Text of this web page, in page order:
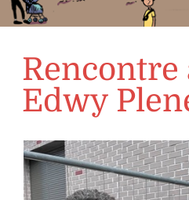
Rencontre
Edwy